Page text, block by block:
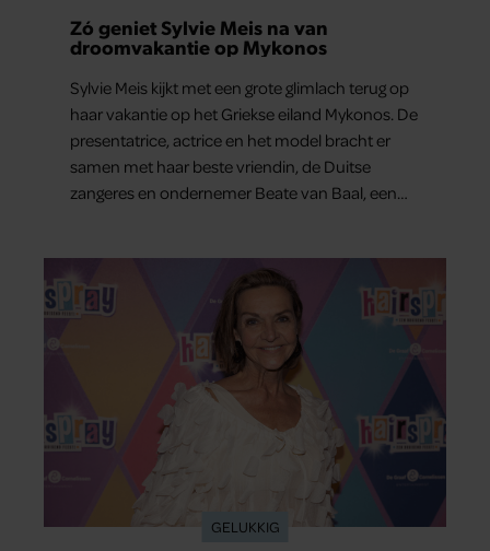
Zó geniet Sylvie Meis na van
droomvakantie op Mykonos
Sylvie Meis kijkt met een grote glimlach terug op
haar vakantie op het Griekse eiland Mykonos. De
presentatrice, actrice en het model bracht er
samen met haar beste vriendin, de Duitse
zangeres en ondernemer Beate van Baal, een
bestemming én vertelt ze hoe bijzonder de reis
voor haar is geweest.
GELUKKIG